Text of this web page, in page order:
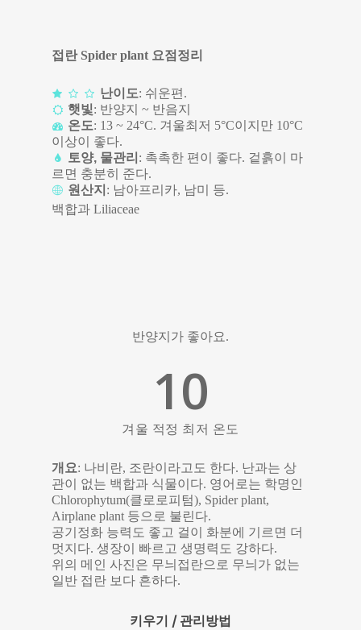
반양지가 좋아요.
10
겨울 적정 최저 온도
개요: 나비란, 조란이라고도 한다. 난과는 상
관이 없는 백합과 식물이다. 영어로는 학명인
Chlorophytum(클로로피텀), Spider plant,
Airplane plant 등으로 불린다.
공기정화 능력도 좋고 걸이 화분에 기르면 더
멋지다. 생장이 빠르고 생명력도 강하다.
위의 메인 사진은 무늬접란으로 무늬가 없는
일반 접란 보다 흔하다.
키우기 / 관리방법
접란 Spider plant 요점정리
난이도: 쉬운편.
햇빛: 반양지 ~ 반음지
온도: 13 ~ 24°C. 겨울최저 5°C이지만 10°C
이상이 좋다.
토양, 물관리 : 촉촉한 편이 좋다. 겉흙이 마
르면 충분히 준다.
원산지 : 남아프리카, 남미 등.
백합과 Liliaceae